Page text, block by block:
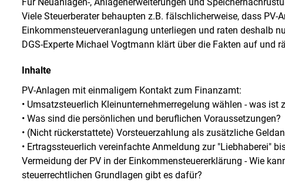
Viele Steuerberater behaupten z.B. fälschlicherweise, dass PV-
Einkommensteuerveranlagung unterliegen und raten deshalb
DGS-Experte Michael Vogtmann klärt über die Fakten auf und
Inhalte
PV-Anlagen mit einmaligem Kontakt zum Finanzamt:
• Umsatzsteuerlich Kleinunternehmerregelung wählen - was ist
• Was sind die persönlichen und beruflichen Voraussetzungen?
• (Nicht rückerstattete) Vorsteuerzahlung als zusätzliche
• Ertragssteuerlich vereinfachte Anmeldung zur "Liebhaberei"
Vermeidung der PV in der Einkommensteuererklärung - Wie
steuerrechtlichen Grundlagen gibt es dafür?